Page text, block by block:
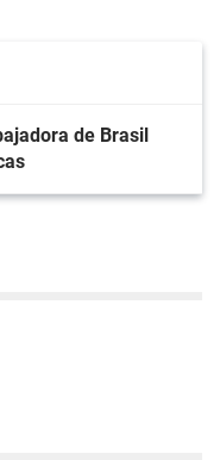
de Brasil